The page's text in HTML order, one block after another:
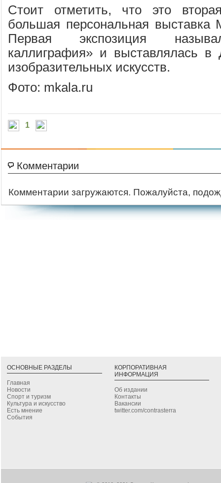
Стоит отметить, что это
большая персональная выставка
Первая экспозиция
каллиграфия» и выставлялась в
изобразительных искусств.
Фото: mkala.ru
1
Комментарии
Комментарии загружаются. Пожалуйста,
ОСНОВНЫЕ РАЗДЕЛЫ
Главная
Новости
Спорт и туризм
Культура и искусство
Есть мнение
События
КОРПОРАТИВНАЯ
ИНФОРМАЦИЯ
Об издании
Контакты
Вакансии
twitter.com/contrasterra